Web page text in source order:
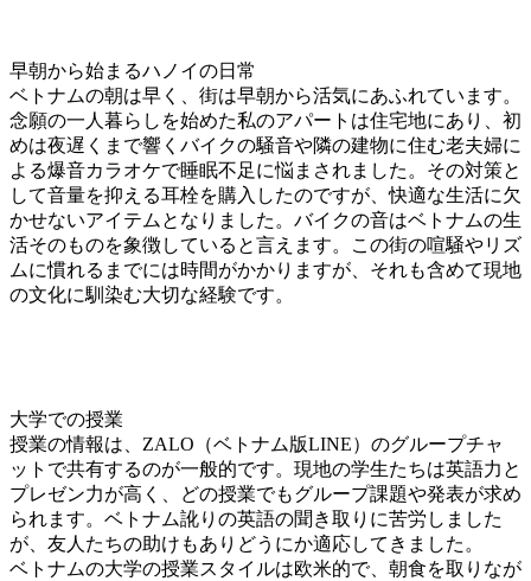
早朝から始まるハノイの日常
ベトナムの朝は早く、街は早朝から活気にあふれています。
念願の一人暮らしを始めた私のアパートは住宅地にあり、初
めは夜遅くまで響くバイクの騒音や隣の建物に住む老夫婦に
よる爆音カラオケで睡眠不足に悩まされました。その対策と
して音量を抑える耳栓を購入したのですが、快適な生活に欠
かせないアイテムとなりました。バイクの音はベトナムの生
活そのものを象徴していると言えます。この街の喧騒やリズ
ムに慣れるまでには時間がかかりますが、それも含めて現地
の文化に馴染む大切な経験です。
大学での授業
授業の情報は、ZALO（ベトナム版LINE）のグループチャ
ットで共有するのが一般的です。現地の学生たちは英語力と
プレゼン力が高く、どの授業でもグループ課題や発表が求め
られます。ベトナム訛りの英語の聞き取りに苦労しました
が、友人たちの助けもありどうにか適応してきました。
ベトナムの大学の授業スタイルは欧米的で、朝食を取りなが